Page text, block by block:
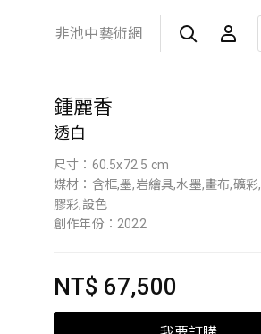
非池中藝術網
鍾麗香
透白
尺寸：60.5x72.5 cm
媒材：含框,墨,岩繪具,水墨,畫布,礦彩
膠彩,設色
創作年份：2022
NT$ 67,500